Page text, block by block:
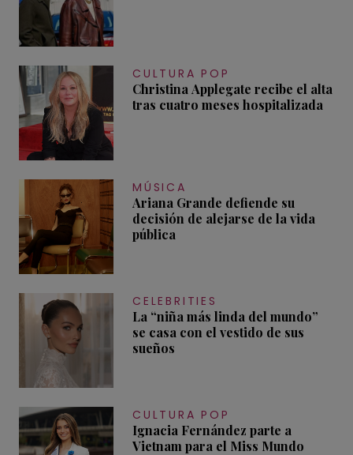
CULTURA POP
Christina Applegate recibe el alta
tras cuatro meses hospitalizada
MÚSICA
Ariana Grande defiende su
decisión de alejarse de la vida
pública
CELEBRITIES
La “niña más linda del mundo”
se casa con el vestido de sus
sueños
CULTURA POP
Ignacia Fernández parte a
Vietnam para el Miss Mundo